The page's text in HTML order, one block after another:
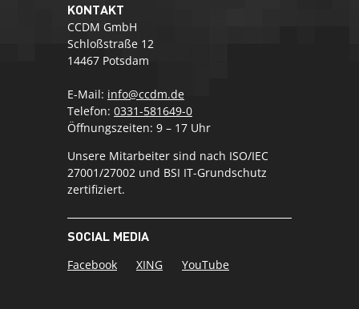
KONTAKT
CCDM GmbH
Schloßstraße 12
14467 Potsdam
E-Mail: info@ccdm.de
Telefon: 0331-581649-0
Öffnungszeiten: 9 – 17 Uhr
Unsere Mitarbeiter sind nach ISO/IEC
27001/27002 und BSI IT-Grundschutz
zertifiziert.
SOCIAL MEDIA
Facebook
XING YouTube